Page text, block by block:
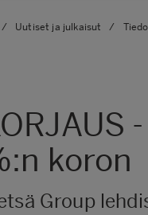
/ Uutiset ja julkaisut​ /
koron
Group